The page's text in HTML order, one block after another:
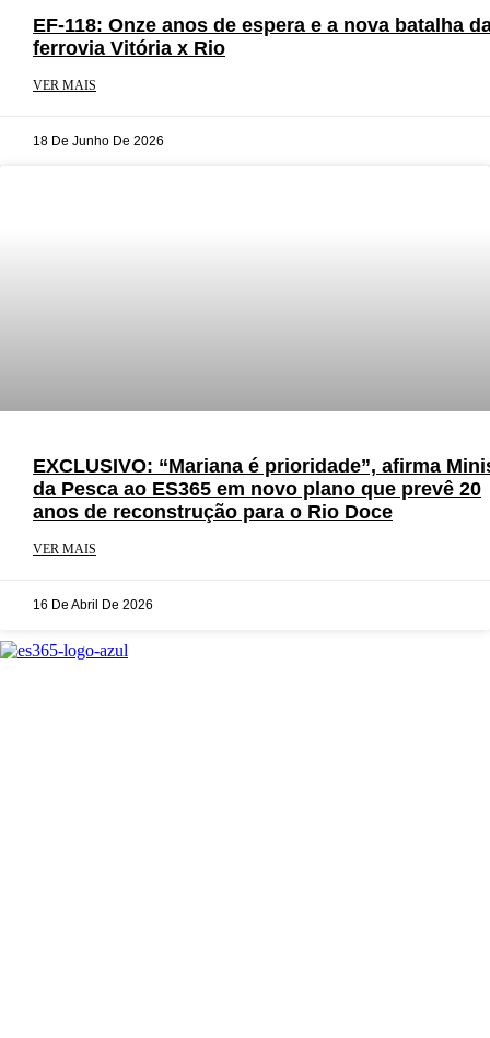
EF-118: Onze anos de espera e a nova batalha
ferrovia Vitória x Rio
VER MAIS
18 De Junho De 2026
EXCLUSIVO: “Mariana é prioridade”, afirma
da Pesca ao ES365 em novo plano que prevê 20
anos de reconstrução para o Rio Doce
VER MAIS
16 De Abril De 2026